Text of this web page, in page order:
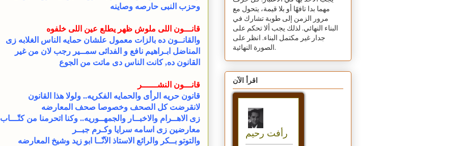
وحزب النبى حارصه وصاينه
قانـــون اللى ملوش ظهر يطلع عين اللى خلفوه
والقانــون ده بالزات معمول علشان حمايه الناس الغلابه زى
المناضل ابـراهيم نافع و الفدائى سمــير رجب لان من غير
القانون ده, كانت الناس دى ماتت من الجوع
قانـــون النشــــــر
قانون حريه الرأى والحمايه الفكريه.. ولولا هذا القانون
لانقرضت كل الصحف وخصوصا صحف المعارضه
زى الاهــرام والاخبــار والجمهــوريه.. وكنا اتحرمنا من كتّـــاب
معارضين زى اسامه سرايا وكـرم جبــر
والتوتو بــكر والرائع الاستاذ الآنّــا ابو زيد وشيخ المعارضه
مهما بدا تافهًا أو بلا قيمة، يتحول مع
مرور الزمن إلى طوبة تشارك في
البناء النهائي. لذلك يجب ألا تحكم على
جدار غير مكتمل البناء. انظر على
الصورة النهائية.
اقرأ الآن